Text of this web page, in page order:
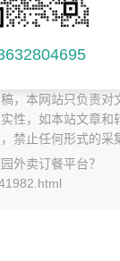
，本网站只负责
性，如本站文章
禁止任何形式的采
外卖订餐平台？